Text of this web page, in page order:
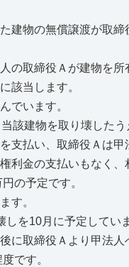
建物の無償譲渡が取締
の取締役Ａが建物を所
該当します。
でいます。
該建物を取り壊したう
支払い、取締役Ａは甲
利金の支払いもなく、
の予定です。
す。
を10月に予定してい
に取締役Ａより甲法人
です。